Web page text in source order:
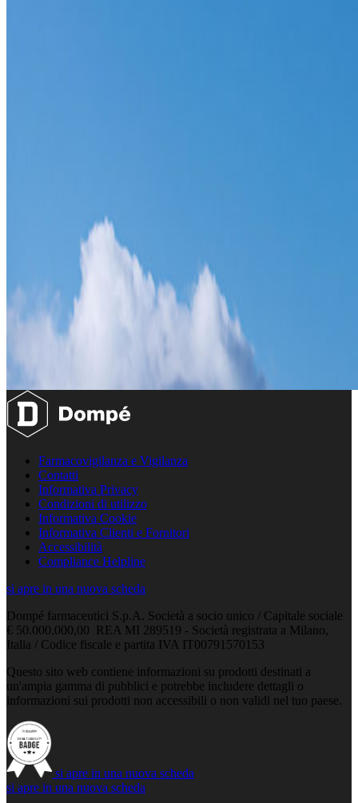
Farmacovigilanza e Vigilanza
Contatti
Informativa Privacy
Condizioni di utilizzo
Informativa Cookie
Informativa Clienti e Fornitori
Accessibilità
Compliance Helpline
si apre in una nuova scheda
Dompé farmaceutici S.p.A. Società a socio unico / Capitale sociale
€ 50.000.000,00 REA MI 289519 - Società registrata a Milano,
Italia / Codice fiscale e partita IVA IT00791570153
Questo sito web contiene informazioni su prodotti destinati a
un'ampia gamma di pubblici e potrebbe includere dettagli o
informazioni sui prodotti non accessibili o non validi nel tuo paese.
si apre in una nuova scheda
si apre in una nuova scheda